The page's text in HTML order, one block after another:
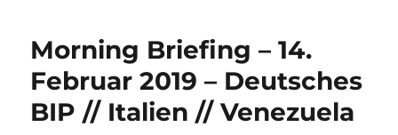
Dezember
2019
–
Venezuela
Morning Briefing – 14.
Februar 2019 – Deutsches
BIP // Italien // Venezuela